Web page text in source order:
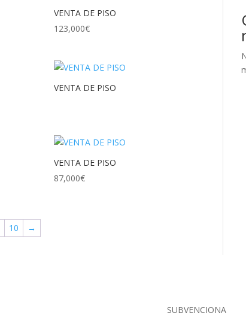
VENTA DE PISO
123,000€
VENTA DE PISO
VENTA DE PISO
87,000€
10 →
SUBVENCIONA